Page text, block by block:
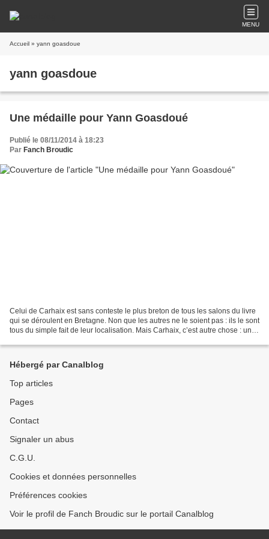
MENU
Accueil » yann goasdoue
yann goasdoue
Une médaille pour Yann Goasdoué
Publié le 08/11/2014 à 18:23
Par Fanch Broudic
Celui de Carhaix est sans conteste le plus breton de tous les salons du livre
qui se déroulent en Bretagne. Non que les autres ne le soient pas : ils le sont
tous du simple fait de leur localisation. Mais Carhaix, c’est autre chose : un
Hébergé par Canalblog
Top articles
Pages
Contact
Signaler un abus
C.G.U.
Cookies et données personnelles
Préférences cookies
Voir le profil de Fanch Broudic sur le portail Canalblog